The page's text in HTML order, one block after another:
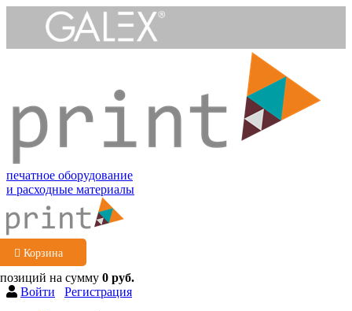
печатное оборудование
и расходные материалы
Корзина
на сумму 0 руб.
Войти
Регистрация